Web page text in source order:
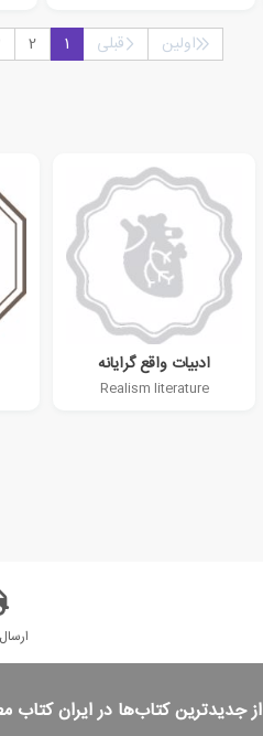
اولین قبلی 1
2
ادبیات واقع گرایانه
Realism literature
از جدیدترین کتاب‌ها در ایران کتاب